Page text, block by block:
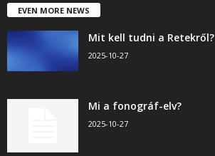
EVEN MORE NEWS
Mit kell tudni a Retekről?
2025-10-27
Mi a fonográf-elv?
2025-10-27